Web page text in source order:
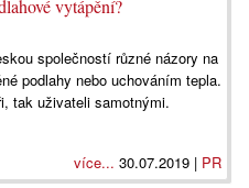
vytápění?
společností různé názory na
podlahy nebo uchováním tepla.
tak uživateli samotnými.
více... 30.07.2019 | PR